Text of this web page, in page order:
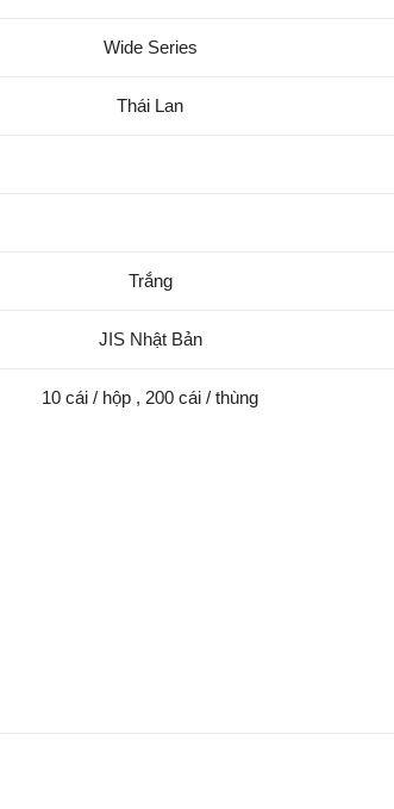
Wide Series
Thái Lan
Trắng
JIS Nhật Bản
10 cái / hộp , 200 cái / thùng